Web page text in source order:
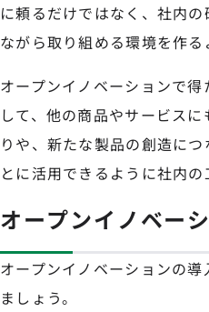
に頼るだけではなく、社内
ながら取り組める環境を作る
オープンイノベーションで
して、他の商品やサービス
りや、新たな製品の創造に
とに活用できるように社内の
オープンイノベー
オープンイノベーションの
ましょう。